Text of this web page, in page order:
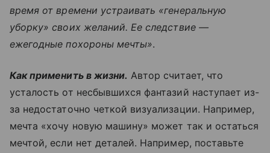
время от времени устраивать «генеральную
уборку» своих желаний. Ее следствие —
ежегодные похороны мечты».
Как применить в жизни. Автор считает, что
усталость от несбывшихся фантазий наступает из-
за недостаточно четкой визуализации. Например,
мечта «хочу новую машину» может так и остаться
мечтой, если нет деталей. Например, поставьте